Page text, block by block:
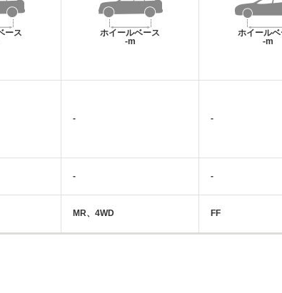
ース
ホイールベース
-m
-
-
MR、4WD
ホイールベ
-m
-
-
FF